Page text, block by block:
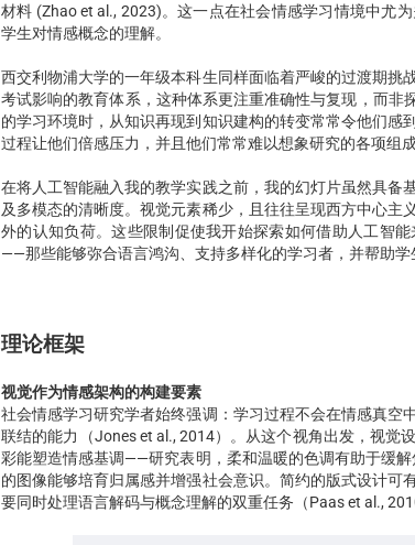
材料 (Zhao et al., 2023)。这一点在社会情感学习情境中尤
学生对情感概念的理解。
西交利物浦大学的一年级本科生同样面临着严峻的过渡期
考试影响的教育体系，这种体系更注重准确性与复现，而非
的学习环境时，从知识再现到知识建构的转变常常令他们
过程让他们倍感压力，并且他们常常难以想象研究的各项组
在将人工智能融入我的教学实践之前，我的幻灯片虽然具备
及多模态的清晰度。视觉元素稀少，且往往呈现西方中心
外的认知负荷。这些限制促使我开始探索如何借助人工智
——那些能够弥合语言鸿沟、支持多样化的学习者，并帮助
理论框架
视觉作为情感架构的构建要素
社会情感学习研究学者始终强调：学习过程不会在情感真
联结的能力（Jones et al., 2014）。从这个视角出发，视觉
彩能塑造情感基调——研究表明，柔和温暖的色调有助于缓
的图像能够培育归属感并增强社会意识。简约的版式设计
要同时处理语言解码与概念理解的双重任务（Paas et al.,